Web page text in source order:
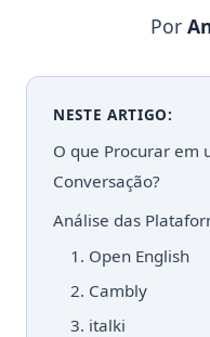
Por
NESTE ARTIGO:
O que Procurar em
Conversação?
Análise das
1. Open English
2. Cambly
3. italki